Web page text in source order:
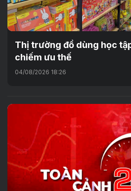
Thị trường đồ dùng học
chiếm ưu thế
04/08/2026 18:26